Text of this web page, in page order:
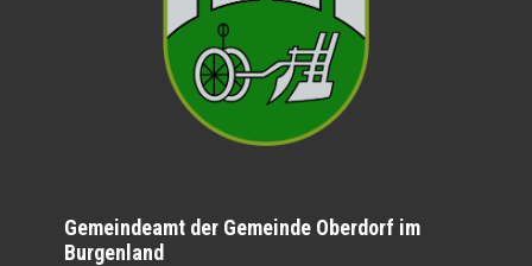
Gemeindeamt der Gemeinde Oberdorf im
Burgenland